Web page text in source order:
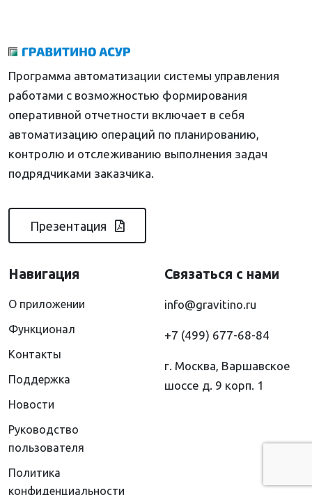
Программа автоматизации системы управления
работами с возможностью формирования
оперативной отчетности включает в себя
автоматизацию операций по планированию,
контролю и отслеживанию выполнения задач
подрядчиками заказчика.
Презентация
Навигация
О приложении
Функционал
Контакты
Поддержка
Новости
Руководство
пользователя
Политика
конфиденциальности
Связаться с нами
info@gravitino.ru
+7 (499) 677-68-84
г. Москва, Варшавское
шоссе д. 9 корп. 1